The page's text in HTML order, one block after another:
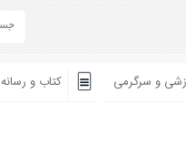
و سرگرمی کتاب و رسانه